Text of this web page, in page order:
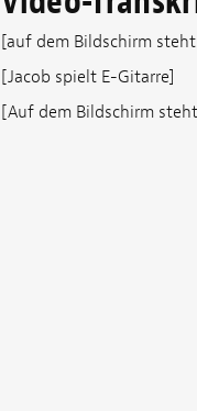
[auf dem Bildschirm
[Jacob spielt E-Gitarre]
[Auf dem Bildschirm